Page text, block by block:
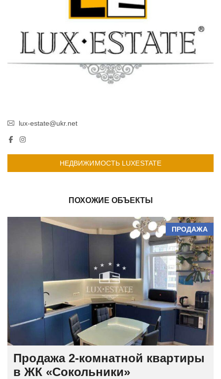
lux-estate@ukr.net
НЕДВИЖИМОСТЬ LUXESTATE
ПОХОЖИЕ ОБЪЕКТЫ
ПРОДАЖА
Продажа 2-комнатной квартиры
в ЖК «Сокольники»